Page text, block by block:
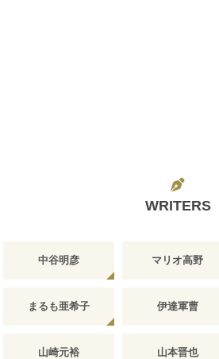
WRITERS
中谷明彦 マリオ高野
まるも亜希子 伊達軍曹
山崎元裕 山本晋也